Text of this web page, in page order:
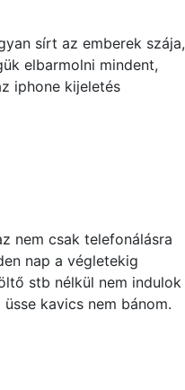
sírt az emberek szája,
elbarmolni mindent,
iphone kijeletés
nem csak telefonálásra
nap a végletekig
stb nélkül nem indulok
kavics nem bánom.